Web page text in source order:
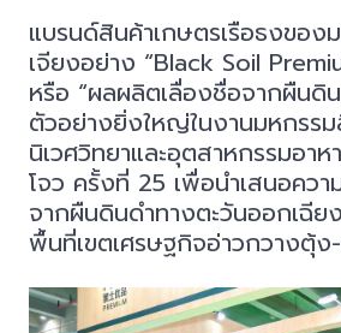
แบรนด์สินค้าเกษตรเรือธงขอ
เจียงอย่าง “Black Soil
หรือ “ผลผลิตเลื่องชื่อจากผืนดิน
ตัวอย่างยิ่งใหญ่ในงานมหกรร
นิเวศวิทยาและอุตสาหกรรมอาห
โจว ครั้งที่ 25 เพื่อนำเสนอคว
จากผืนดินดำทางตะวันออกเฉีย
พื้นที่เขตเศรษฐกิจอ่าวกวางตุ้ง